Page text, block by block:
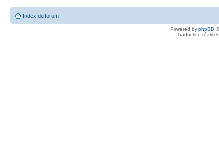
Index du forum
Powered by phpBB
Traduction